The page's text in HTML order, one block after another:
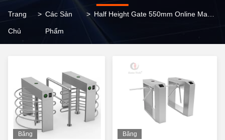
Trang
Chủ
> Các Sản
Phẩm
>
Băng
Băng